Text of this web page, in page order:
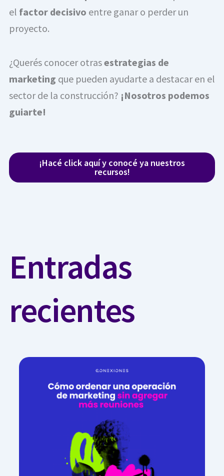
el factor decisivo entre ganar o perder un
proyecto.
¿Querés conocer otrasestrategias de
marketing que pueden ayudarte a destacar en el
sector de la construcción? ¡Nosotros podemos
guiarte!
¡Hacé click aquí y conocé ya nuestros
recursos!
Entradas
recientes